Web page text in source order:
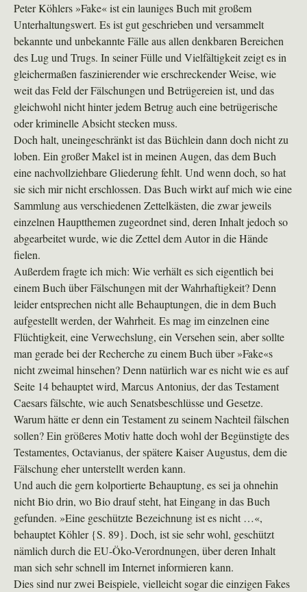
Peter Köhlers »Fake« ist ein launiges Buch mit großem
Unterhaltungswert. Es ist gut geschrieben und versammelt
bekannte und unbekannte Fälle aus allen denkbaren Bereichen
des Lug und Trugs. In seiner Fülle und Vielfältigkeit zeigt es in
gleichermaßen faszinierender wie erschreckender Weise, wie
weit das Feld der Fälschungen und Betrügereien ist, und das
gleichwohl nicht hinter jedem Betrug auch eine betrügerische
oder kriminelle Absicht stecken muss.
Doch halt, uneingeschränkt ist das Büchlein dann doch nicht zu
loben. Ein großer Makel ist in meinen Augen, das dem Buch
eine nachvollziehbare Gliederung fehlt. Und wenn doch, so hat
sie sich mir nicht erschlossen. Das Buch wirkt auf mich wie eine
Sammlung aus verschiedenen Zettelkästen, die zwar jeweils
einzelnen Hauptthemen zugeordnet sind, deren Inhalt jedoch so
abgearbeitet wurde, wie die Zettel dem Autor in die Hände
fielen.
Außerdem fragte ich mich: Wie verhält es sich eigentlich bei
einem Buch über Fälschungen mit der Wahrhaftigkeit? Denn
leider entsprechen nicht alle Behauptungen, die in dem Buch
aufgestellt werden, der Wahrheit. Es mag im einzelnen eine
Flüchtigkeit, eine Verwechslung, ein Versehen sein, aber sollte
man gerade bei der Recherche zu einem Buch über »Fake«s
nicht zweimal hinsehen? Denn natürlich war es nicht wie es auf
Seite 14 behauptet wird, Marcus Antonius, der das Testament
Caesars fälschte, wie auch Senatsbeschlüsse und Gesetze.
Warum hätte er denn ein Testament zu seinem Nachteil fälschen
sollen? Ein größeres Motiv hatte doch wohl der Begünstigte des
Testamentes, Octavianus, der spätere Kaiser Augustus, dem die
Fälschung eher unterstellt werden kann.
Und auch die gern kolportierte Behauptung, es sei ja ohnehin
nicht Bio drin, wo Bio drauf steht, hat Eingang in das Buch
gefunden. »Eine geschützte Bezeichnung ist es nicht …«,
behauptet Köhler {S. 89}. Doch, ist sie sehr wohl, geschützt
nämlich durch die EU-Öko-Verordnungen, über deren Inhalt
man sich sehr schnell im Internet informieren kann.
Dies sind nur zwei Beispiele, vielleicht sogar die einzigen Fakes